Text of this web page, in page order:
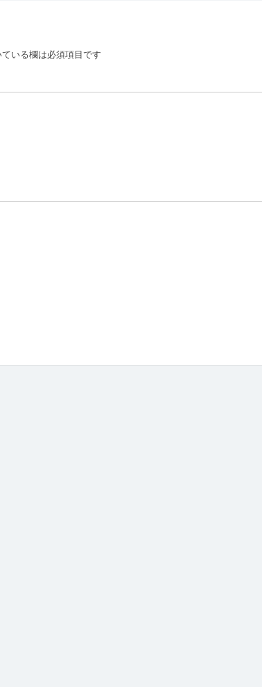
いる欄は必須項目です